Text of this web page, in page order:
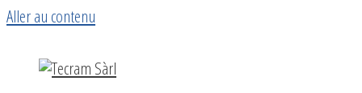
Aller au contenu